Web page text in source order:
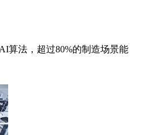
算法，超过80%的制造场景能